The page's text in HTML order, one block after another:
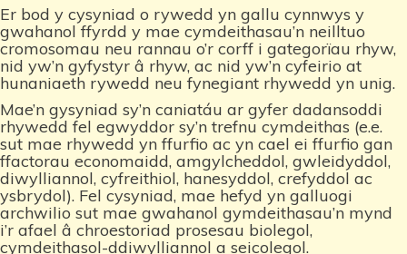
Er bod y cysyniad o rywedd yn gallu cynnwys y
gwahanol ffyrdd y mae cymdeithasau’n neilltuo
cromosomau neu rannau o’r corff i gategorïau rhyw,
nid yw’n gyfystyr â rhyw, ac nid yw’n cyfeirio at
hunaniaeth rywedd neu fynegiant rhywedd yn unig.
Mae’n gysyniad sy’n caniatáu ar gyfer dadansoddi
rhywedd fel egwyddor sy’n trefnu cymdeithas (e.e.
sut mae rhywedd yn ffurfio ac yn cael ei ffurfio gan
ffactorau economaidd, amgylcheddol, gwleidyddol,
diwylliannol, cyfreithiol, hanesyddol, crefyddol ac
ysbrydol). Fel cysyniad, mae hefyd yn galluogi
archwilio sut mae gwahanol gymdeithasau’n mynd
i’r afael â chroestoriad prosesau biolegol,
cymdeithasol-ddiwylliannol a seicolegol.